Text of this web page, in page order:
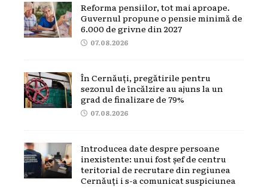
Reforma pensiilor, tot mai aproape.
Guvernul propune o pensie minimă de
6.000 de grivne din 2027
07.08.2026
În Cernăuți, pregătirile pentru
sezonul de încălzire au ajuns la un
grad de finalizare de 79%
07.08.2026
Introducea date despre persoane
inexistente: unui fost șef de centru
teritorial de recrutare din regiunea
Cernăuți i s-a comunicat suspiciunea